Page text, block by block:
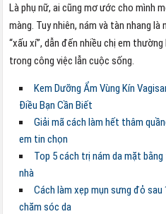
Là phụ nữ, ai cũng mơ ước cho mình
màng. Tuy nhiên, nám và tàn nhang
“xấu xí”, dẫn đến nhiều chị em
trong công việc lẫn cuộc sống.
Kem Dưỡng Ẩm Vùng Kín
Điều Bạn Cần Biết
Giải mã cách làm hết thâm
em tin chọn
Top 5 cách trị nám da mặt
nhà
Cách làm xẹp mụn sưng đỏ
chăm sóc da